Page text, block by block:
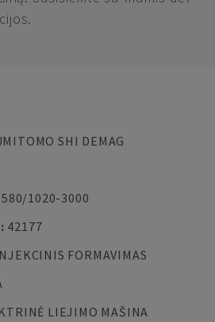
SHI DEMAG
580/1020-3000
: 42177
FORMAVIMAS
LIEJIMO MAŠINA